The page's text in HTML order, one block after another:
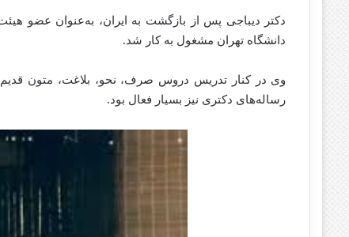
دکتر دیباجی پس از بازگشت به ایران، به‌عنوان عضو
دانشگاه تهران مشغول به کار شد.
وی در کنار تدریس دروس صرف، نحو، بلاغت، متون
رساله‌های دکتری نیز بسیار فعال بود.